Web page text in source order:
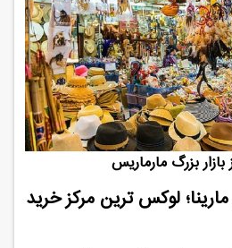
بزرگ مارماریس
لوکس ترین مرکز خرید